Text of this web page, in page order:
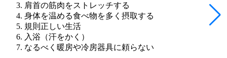
肩首の筋肉をストレッチする
身体を温める食べ物を多く摂取する
規則正しい生活
入浴（汗をかく）
なるべく暖房や冷房器具に頼らない